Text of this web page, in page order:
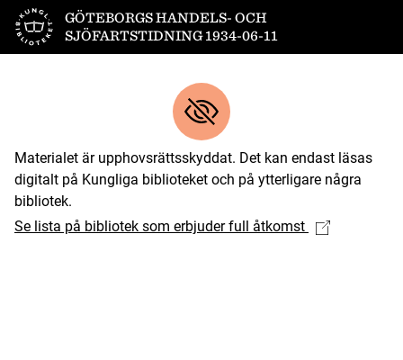
Till startsidanGÖTEBORGS HANDELS- OCH
SJÖFARTSTIDNING 1934-06-11
Materialet är upphovsrättsskyddat. Det kan endast läsas
digitalt på Kungliga biblioteket och på ytterligare några
bibliotek.
Se lista på bibliotek som erbjuder full åtkomst